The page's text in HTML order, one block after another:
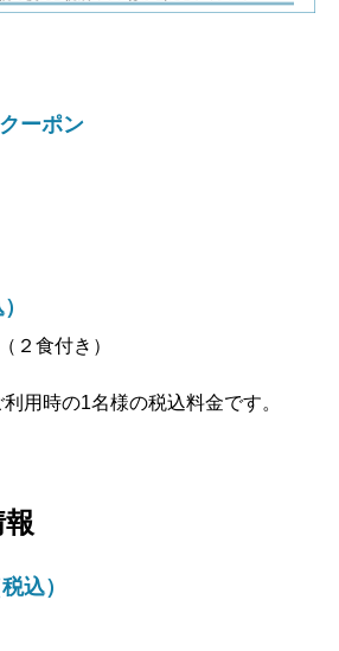
ーポン
（２食付き）
用時の1名様の税込料金です。
込）